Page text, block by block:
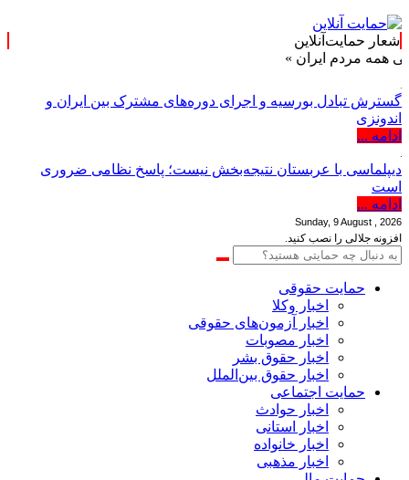
شعار حمایت‌آنلاین
ایران »
گسترش تبادل بورسیه و اجرای دوره‌های مشترک بین ایران و
اندونزی
ادامه ...
دیپلماسی با عربستان نتیجه‌بخش نیست؛ پاسخ نظامی ضروری
است
ادامه ...
Sunday, 9 August , 2026
افزونه جلالی را نصب کنید.
حمایت حقوقی
اخبار وکلا
اخبار آزمون‌های حقوقی
اخبار مصوبات
اخبار حقوق بشر
اخبار حقوق بین‌الملل
حمایت اجتماعی
اخبار حوادث
اخبار استانی
اخبار خانواده
اخبار مذهبی